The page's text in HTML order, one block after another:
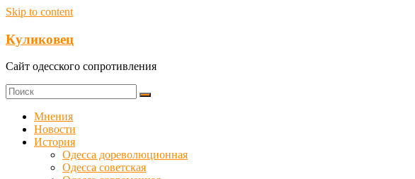
Skip to content
Куликовец
Сайт одесского сопротивления
Мнения
Новости
История
Одесса дореволюционная
Одесса советская